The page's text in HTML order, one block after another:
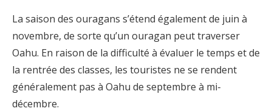
La saison des ouragans s’étend également de juin à
novembre, de sorte qu’un ouragan peut traverser
Oahu. En raison de la difficulté à évaluer le temps et de
la rentrée des classes, les touristes ne se rendent
généralement pas à Oahu de septembre à mi-
décembre.